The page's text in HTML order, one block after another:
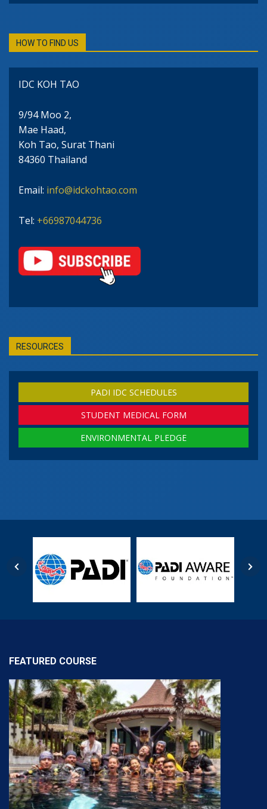
HOW TO FIND US
IDC KOH TAO
9/94 Moo 2,
Mae Haad,
Koh Tao, Surat Thani
84360 Thailand
Email: info@idckohtao.com
Tel: +66987044736
RESOURCES
PADI IDC SCHEDULES
STUDENT MEDICAL FORM
ENVIRONMENTAL PLEDGE
FEATURED COURSE